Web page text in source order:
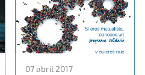
07 abril 2017